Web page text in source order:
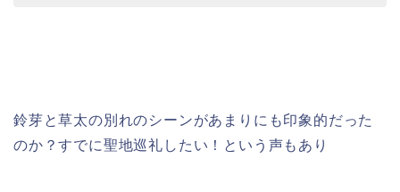
鈴芽と草太の別れのシーンがあまりにも印象的だった
のか？すでに聖地巡礼したい！という声もあり